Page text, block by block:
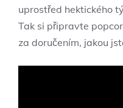
uprostřed hektického⁤
Tak si připravte
za⁣ doručením, jakou